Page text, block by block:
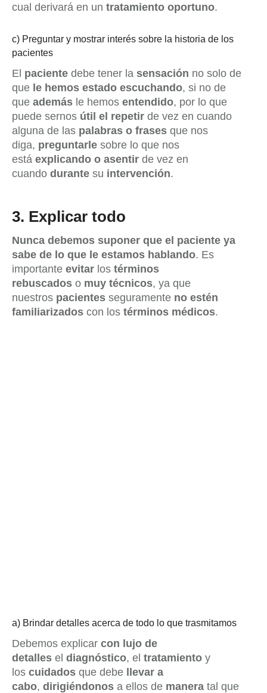
cual derivará en un tratamiento oportuno.
c) Preguntar y mostrar interés sobre la historia de los
pacientes
El paciente debe tener la sensación no solo de
que le hemos estado escuchando, si no de
que además le hemos entendido, por lo que
puede sernos útil el repetir de vez en cuando
alguna de las palabras o frases que nos
diga, preguntarle sobre lo que nos
está explicando o asentir de vez en
cuando durante su intervención.
3. Explicar todo
Nunca debemos suponer que el paciente ya
sabe de lo que le estamos hablando. Es
importante evitar los términos
rebuscados o muy técnicos, ya que
nuestros pacientes seguramente no estén
familiarizados con los términos médicos.
a) Brindar detalles acerca de todo lo que trasmitamos
Debemos explicar con lujo de
detalles el diagnóstico, el tratamiento y
los cuidados que debe llevar a
cabo, dirigiéndonos a ellos de manera tal que